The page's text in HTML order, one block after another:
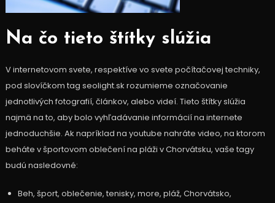
Na čo tieto štítky slúžia
V internetovom svete, respektíve vo svete počítačovej techniky,
pod slovíčkom tag seolight.sk rozumieme označovanie
jednotlivých fotografií, článkov, alebo videí. Tieto štítky slúžia
najmä na to, aby bolo vyhľadávanie informácií na internete
jednoduchšie. Ak napríklad na youtube nahráte video, na ktorom
beháte v športovom oblečení na pláži v Chorvátsku, vaše tagy
budú nasledovné:
Beh, šport, oblečenie, tenisky, more, pláž, Chorvátsko,